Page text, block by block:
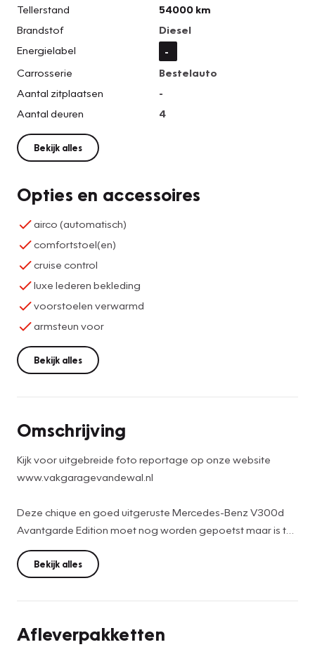
Tellerstand
54000 km
Brandstof
Diesel
Energielabel
-
Carrosserie
Bestelauto
Aantal zitplaatsen
-
Aantal deuren
4
Bekijk alles
Opties en accessoires
airco (automatisch)
comfortstoel(en)
cruise control
luxe lederen bekleding
voorstoelen verwarmd
armsteun voor
Bekijk alles
Omschrijving
Kijk voor uitgebreide foto reportage op onze website
www.vakgaragevandewal.nl
Deze chique en goed uitgeruste Mercedes-Benz V300d
Avantgarde Edition moet nog worden gepoetst maar is te
mooi om niet alvast te delen! Volledige fotoreportage
volgt zodra gepoetst. Afkomstig van de eerste eigenaar,
met unieke kilometerstand. Bent u benieuwd? Neem dan
De getoonde prijs is op basis van 2-persoons grijs
Bekijk alles
Afleverpakketten